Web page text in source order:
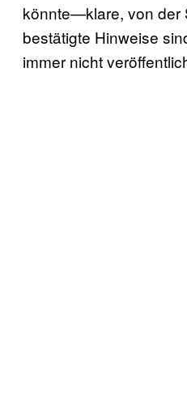
könnte—klare, von der
bestätigte Hinweise
immer nicht